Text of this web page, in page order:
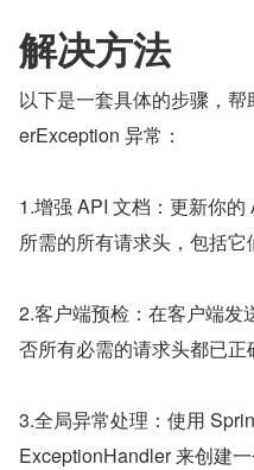
解决方法
以下是一套具体的步骤，
erException 异常：
1.增强 API 文档：更新你
所需的所有请求头，包括它
2.客户端预检：在客户端发
否所有必需的请求头都已正
3.全局异常处理：使用
ExceptionHandler 来创建